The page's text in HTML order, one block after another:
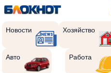
Новости Хозяйство
Авто Работа